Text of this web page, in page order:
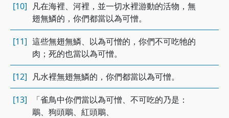
[10] 凡在海裡、河裡，並一切水裡游動的活物，無
翅無鱗的，你們都當以為可憎。
[11] 這些無翅無鱗、以為可憎的，你們不可吃牠的
肉；死的也當以為可憎。
[12] 凡水裡無翅無鱗的，你們都當以為可憎。
[13]
「雀鳥中你們當以為可憎、不可吃的乃是：
鵰、狗頭鵰、紅頭鵰、